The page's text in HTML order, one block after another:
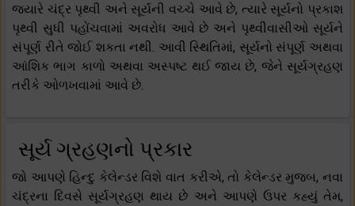
જ્યારે ચંદ્ર પૃથ્વી અને સૂર્યની વચ્ચે આવે છે, ત્યારે સૂર્યનો પ્રકાશ
પૃથ્વી સુધી પહોંચવામાં અવરોધ આવે છે અને પૃથ્વીવાસીઓ સૂર્યને
સંપૂર્ણ રીતે જોઈ શકતા નથી. આવી સ્થિતિમાં, સૂર્યનો સંપૂર્ણ અથવા
આંશિક ભાગ કાળો અથવા અસ્પષ્ટ થઈ જાય છે, જેને સૂર્યગ્રહણ
તરીકે ઓળખવામાં આવે છે.
સૂર્ય ગ્રહણનો પ્રકાર
જો આપણે હિન્દુ કેલેન્ડર વિશે વાત કરીએ, તો કેલેન્ડર મુજબ, નવા
ચંદ્રના દિવસે સૂર્યગ્રહણ થાય છે અને આપણે ઉપર કહ્યું તેમ,